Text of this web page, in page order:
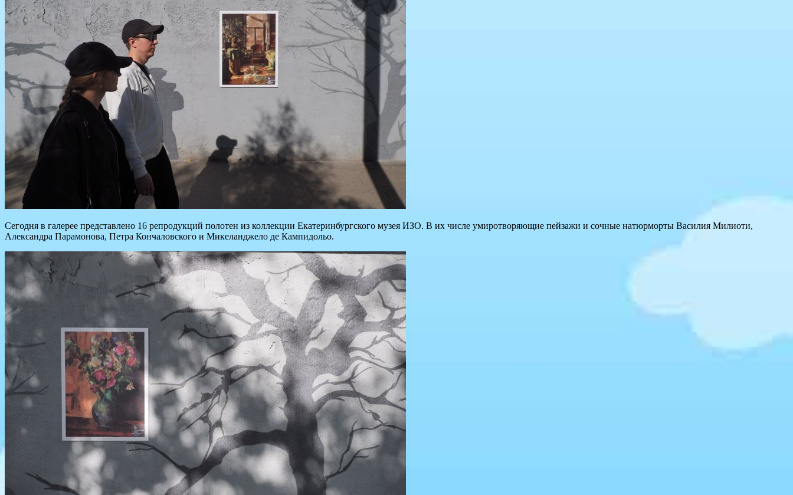
Сегодня в галерее представлено 16 репродукций полотен из коллекции Екатеринбургского музея ИЗО. В их числе умиротворяющие пейзажи и сочные натюрморты Василия Милиоти,
Александра Парамонова, Петра Кончаловского и Микеланджело де Кампидольо.